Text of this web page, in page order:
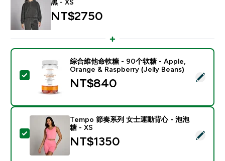
黑 - XS
NT$2750‎
選取此商品 - 綜合維他命軟糖 - 90个软糖 - Apple,
綜合維他命軟糖 - 90个软糖 - Apple,
Orange & Raspberry (Jelly Beans)
NT$840‎
選取此商品 - Tempo 節奏系列 女士運動背心 - 泡泡糖 -
Tempo 節奏系列 女士運動背心 - 泡泡
糖 - XS
NT$1350‎